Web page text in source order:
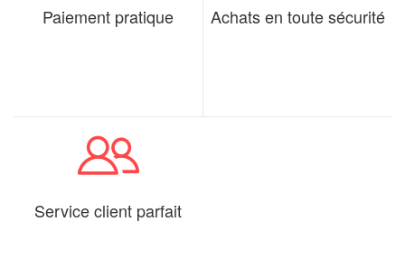
Paiement pratique Achats en toute sécurité
Service client parfait